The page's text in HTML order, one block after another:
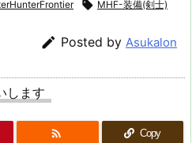
 MHF-装備(剣士)
 Posted by Asukalon
します
 Copy